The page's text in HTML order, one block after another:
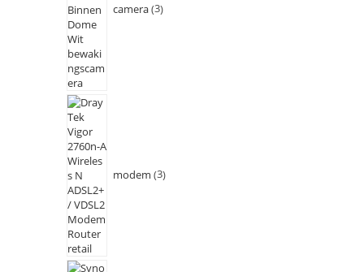
camera 3
modem 3